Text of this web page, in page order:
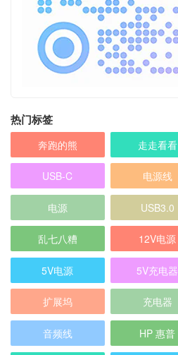
热门标签
奔跑的熊 走走看看
USB-C 电源线
电源 USB3.0
乱七八糟 12V电源
5V电源 5V充电器
扩展坞 充电器
音频线 HP 惠普